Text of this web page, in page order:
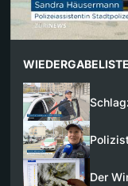
WIEDERGABELISTE
Der